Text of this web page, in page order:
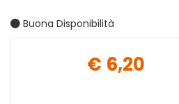
Buona Disponibilità
€ 6,20